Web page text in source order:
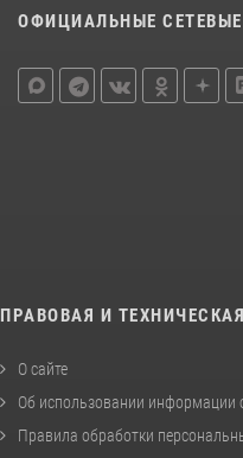
ОФИЦИАЛЬНЫЕ
ПРАВОВАЯ И
О сайте
Об использовании информации
Правила обработки